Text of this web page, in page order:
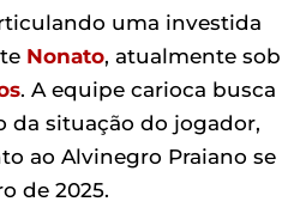
uma investida
Nonato, atualmente sob
. A equipe carioca busca
da situação do jogador,
ao Alvinegro Praiano se
de 2025.